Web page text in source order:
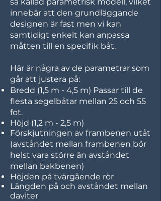
innebär att den grundläggande
designen är fast men vi kan
samtidigt enkelt kan anpassa
måtten till en specifik båt.
Här är några av de parametrar som
går att justera på:
Bredd (1,5 m - 4,5 m) Passar till de
flesta segelbåtar mellan 25 och 55
fot.
Höjd (1,2 m - 2,5 m)
Förskjutningen av frambenen utåt
(avståndet mellan frambenen bör
helst vara större än avståndet
mellan bakbenen)
Höjden på tvärgående rör
Längden på och avståndet mellan
daviter